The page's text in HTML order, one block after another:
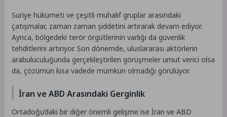
Suriye hükümeti ve çeşitli muhalif gruplar arasındaki
çatışmalar, zaman zaman şiddetini artırarak devam ediyor.
Ayrıca, bölgedeki terör örgütlerinin varlığı da güvenlik
tehditlerini artırıyor. Son dönemde, uluslararası aktörlerin
arabuluculuğunda gerçekleştirilen görüşmeler umut verici olsa
da, çözümün kısa vadede mümkün olmadığı görülüyor.
İran ve ABD Arasındaki Gerginlik
Ortadoğu’daki bir diğer önemli gelişme ise İran ve ABD